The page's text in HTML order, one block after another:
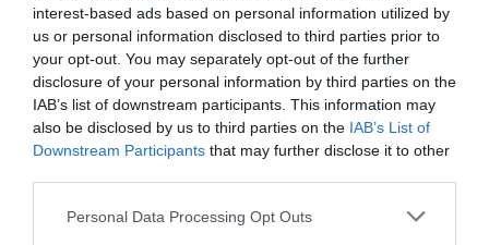
interest-based ads based on personal information utilized by
us or personal information disclosed to third parties prior to
your opt-out. You may separately opt-out of the further
disclosure of your personal information by third parties on the
IAB’s list of downstream participants. This information may
also be disclosed by us to third parties on the IAB’s List of
Downstream Participants that may further disclose it to other
Personal Data Processing Opt Outs
DERNIERS COMMENTAIRES